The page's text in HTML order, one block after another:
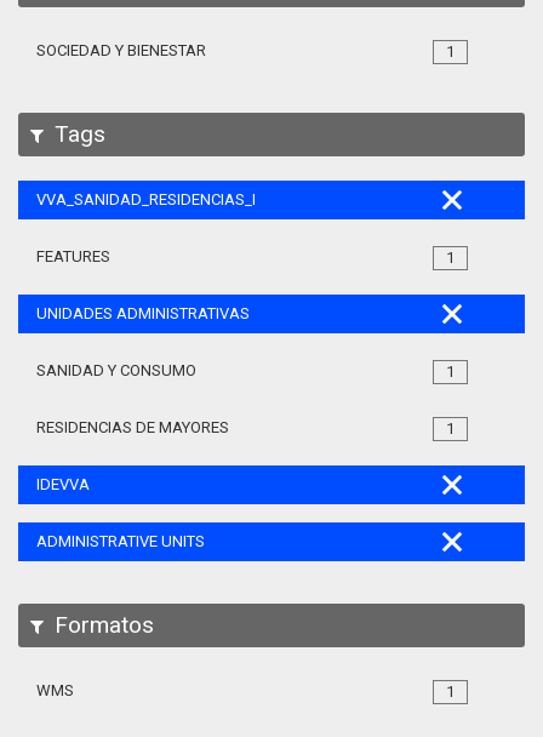
1
SOCIEDAD Y BIENESTAR
Tags
VVA_SANIDAD_RESIDENCIAS_MAYORES_105
1
FEATURES
UNIDADES ADMINISTRATIVAS
1
SANIDAD Y CONSUMO
1
RESIDENCIAS DE MAYORES
IDEVVA
ADMINISTRATIVE UNITS
Formatos
1
WMS